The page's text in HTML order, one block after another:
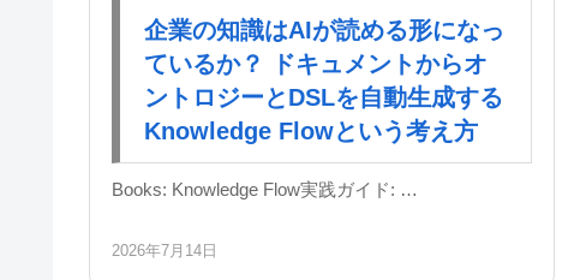
企業の知識はAIが読める形になっ
ているか？ ドキュメントからオ
ントロジーとDSLを自動生成する
Knowledge Flowという考え方
Books: Knowledge Flow実践ガイド: …
2026年7月14日